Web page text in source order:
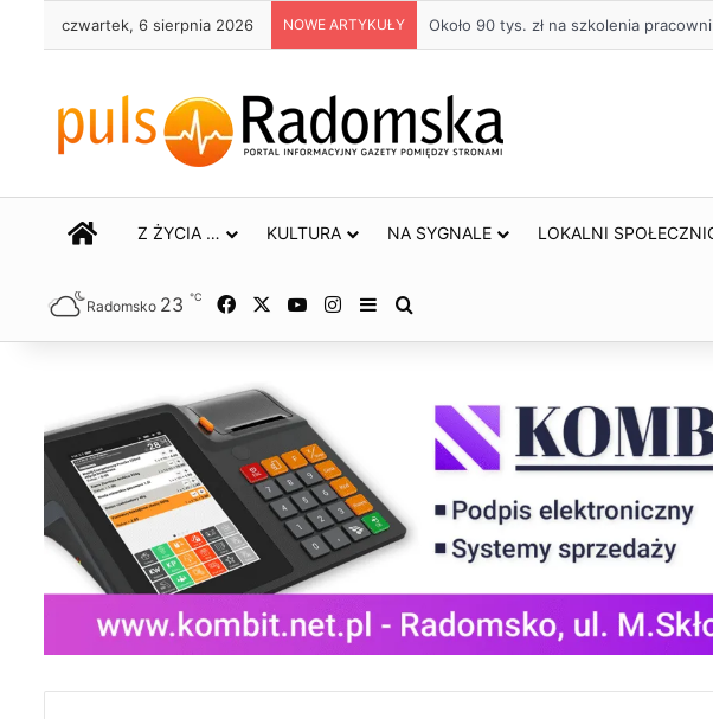
czwartek, 6 sierpnia 2026 NOWE ARTYKUŁY Około 90 tys. zł na szkolenia
STRONA GŁÓWNA
Z ŻYCIA … KULTURA NA SYGNALE LOKALNI
Radomsko 23 ℃ Facebook YouTubeInstagram
Sidebar